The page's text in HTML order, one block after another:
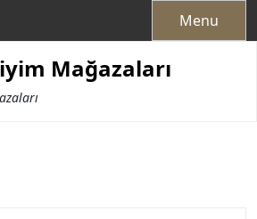
Menu
Mağazaları